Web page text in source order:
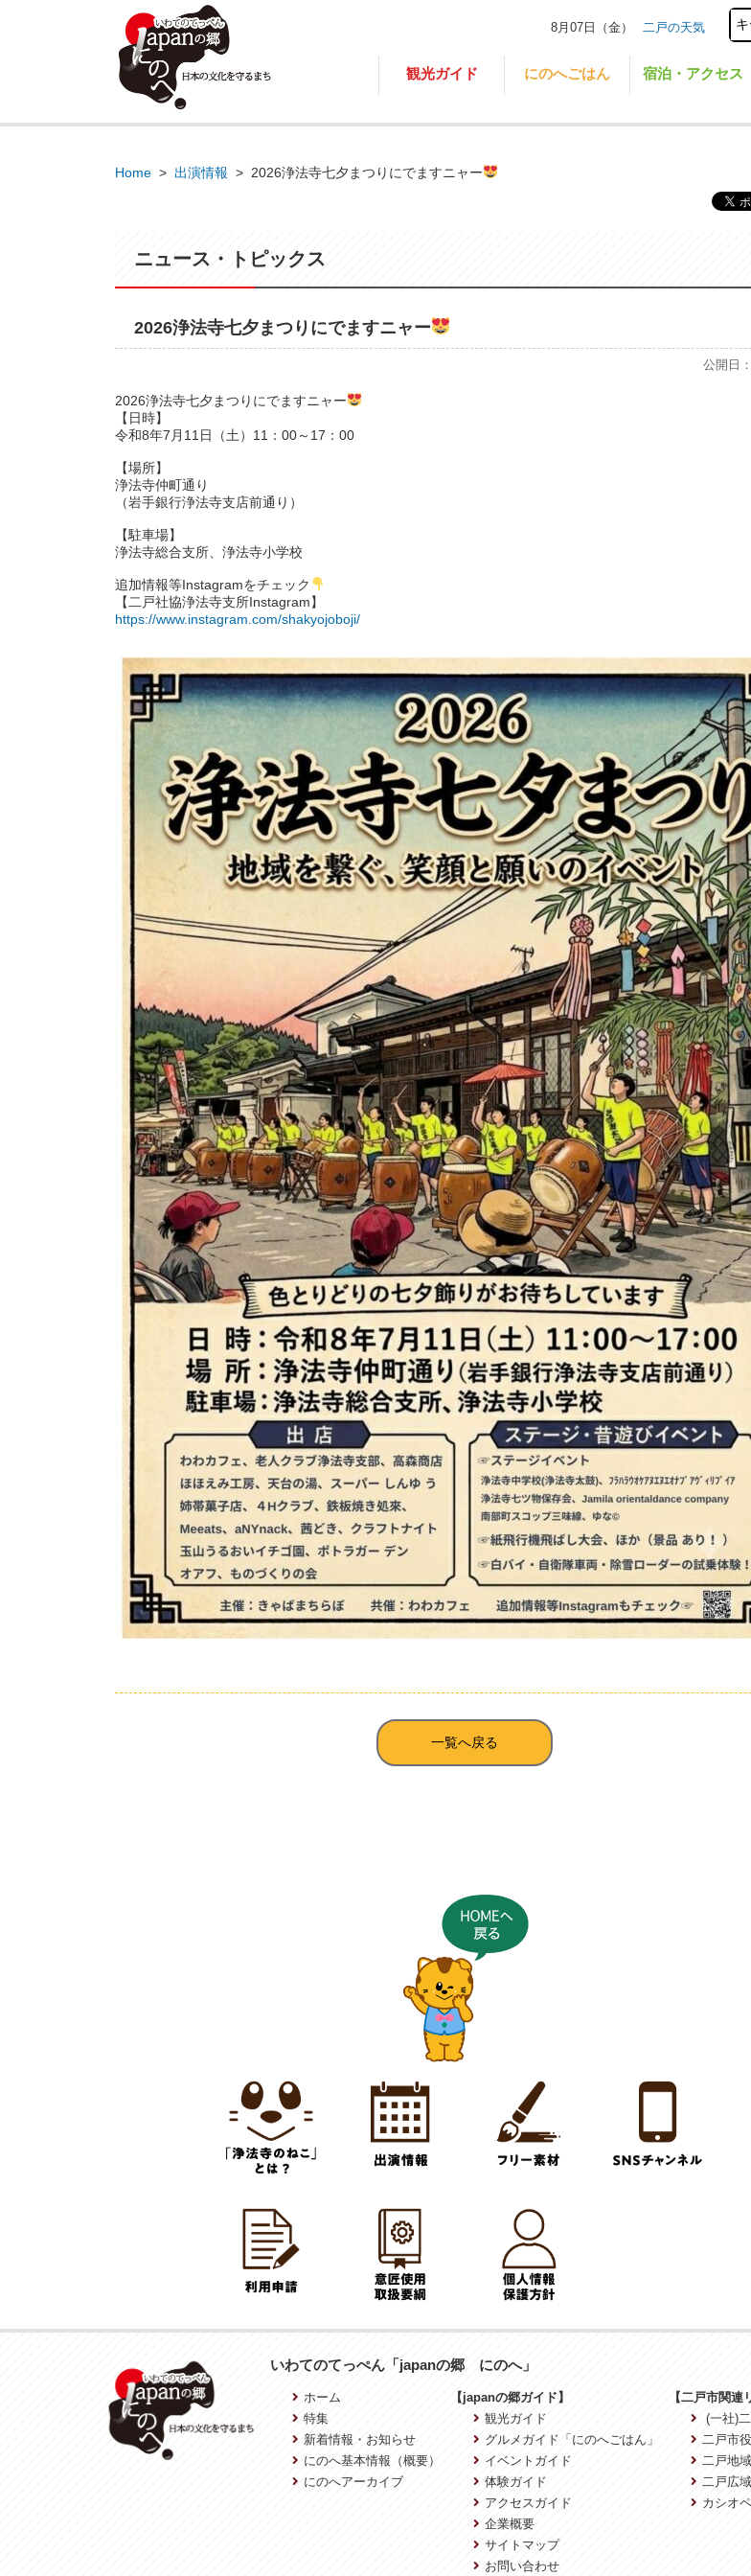
8月07日（金） 二戸の天気
観光ガイド にのへごはん 宿泊・アクセス
Home > 出演情報 > 2026浄法寺七夕まつりにでますニャー
ニュース・トピックス
2026浄法寺七夕まつりにでますニャー
公開日
2026浄法寺七夕まつりにでますニャー
【日時】
令和8年7月11日（土）11：00～17：00
【場所】
浄法寺仲町通り
（岩手銀行浄法寺支店前通り）
【駐車場】
浄法寺総合支所、浄法寺小学校
追加情報等Instagramをチェック
【二戸社協浄法寺支所Instagram】
https://www.instagram.com/shakyojoboji/
一覧へ戻る
いわてのてっぺん「japanの郷 にのへ」
ホーム
特集
新着情報・お知らせ
にのへ基本情報（概要）
にのへアーカイブ
【japanの郷ガイド】
観光ガイド
グルメガイド「にのへごはん」
イベントガイド
体験ガイド
アクセスガイド
企業概要
サイトマップ
お問い合わせ
【二戸市関連
(一社)
二戸市
二戸地
二戸広
カシオ